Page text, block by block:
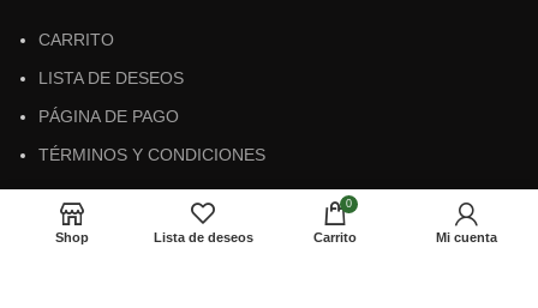
CARRITO
LISTA DE DESEOS
PÁGINA DE PAGO
TÉRMINOS Y CONDICIONES
MÉTODOS DE PAGO
Shop Lista de deseos
0
Carrito Mi cuenta